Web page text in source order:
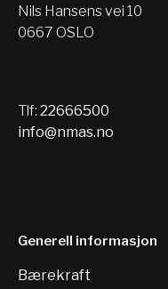
Nils Hansens vei 10
0667 OSLO
Tlf: 22666500
info@nmas.no
Generell informasjon
Bærekraft